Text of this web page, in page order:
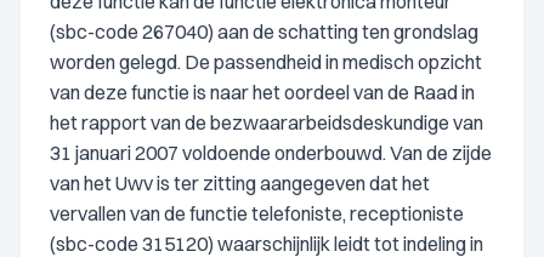
(sbc-code 267040) aan de schatting ten grondslag
worden gelegd. De passendheid in medisch opzicht
van deze functie is naar het oordeel van de Raad in
het rapport van de bezwaararbeidsdeskundige van
31 januari 2007 voldoende onderbouwd. Van de zijde
van het Uwv is ter zitting aangegeven dat het
vervallen van de functie telefoniste, receptioniste
(sbc-code 315120) waarschijnlijk leidt tot indeling in